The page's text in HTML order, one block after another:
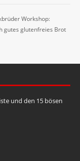
Workshop:
gutes glutenfreies Brot
und den 15 bösen